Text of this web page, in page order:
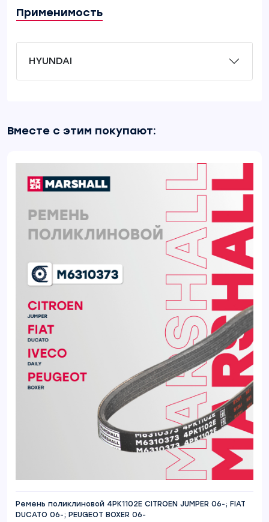
Применимость
HYUNDAI
Вместе с этим покупают:
Ремень поликлиновой 4PK1102E CITROEN JUMPER 06-; FIAT
DUCATO 06-; PEUGEOT BOXER 06-